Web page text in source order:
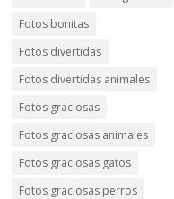
Fotos bonitas
Fotos divertidas
Fotos divertidas animales
Fotos graciosas
Fotos graciosas animales
Fotos graciosas gatos
Fotos graciosas perros